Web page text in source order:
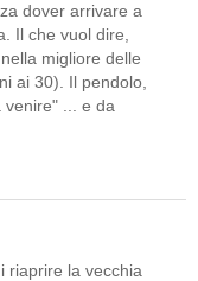
dover arrivare a
Il che vuol dire,
migliore delle
ai 30). Il pendolo,
venire" ... e da
riaprire la vecchia